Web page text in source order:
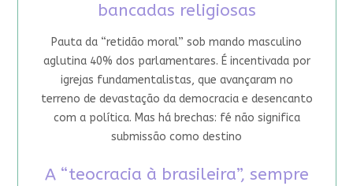
bancadas religiosas
Pauta da “retidão moral” sob mando masculino
aglutina 40% dos parlamentares. É incentivada por
igrejas fundamentalistas, que avançaram no
terreno de devastação da democracia e desencanto
com a política. Mas há brechas: fé não significa
submissão como destino
A “teocracia à brasileira”, sempre